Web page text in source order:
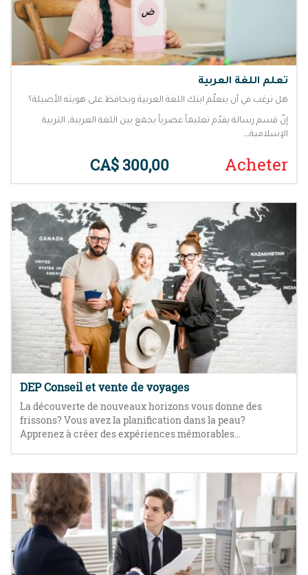
تعلم اللغة العربية
هل ترغب في أن يتعلّم ابنك اللغة العربية ويحافظ على هويته الأصيلة؟
إنّ قسم رسالة يقدّم تعليماً عصرياً يجمع بين اللغة العربية، التربية
الإسلامية...
Acheter
300,00 $CA
DEP Conseil et vente de voyages
La découverte de nouveaux horizons vous donne des
frissons? Vous avez la planification dans la peau?
Apprenez à créer des expériences mémorables...